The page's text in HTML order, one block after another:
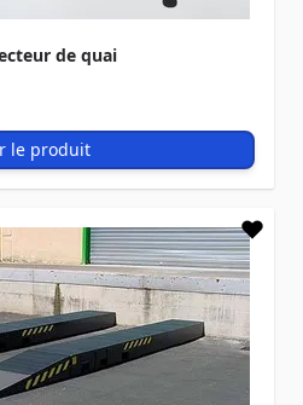
de quai
le produit